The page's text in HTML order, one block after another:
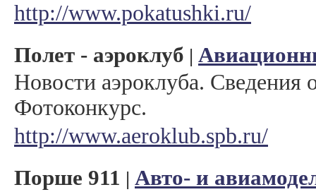
http://www.pokatushki.ru/
Полет - аэроклуб |
Новости аэроклуба. Сведения
Фотоконкурс.
http://www.aeroklub.spb.ru/
Порше 911 | Авто- и